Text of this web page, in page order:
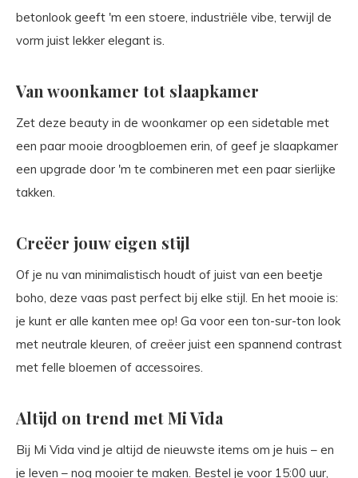
betonlook geeft 'm een stoere, industriële vibe, terwijl de
vorm juist lekker elegant is.
Van woonkamer tot slaapkamer
Zet deze beauty in de woonkamer op een sidetable met
een paar mooie droogbloemen erin, of geef je slaapkamer
een upgrade door 'm te combineren met een paar sierlijke
takken.
Creëer jouw eigen stijl
Of je nu van minimalistisch houdt of juist van een beetje
boho, deze vaas past perfect bij elke stijl. En het mooie is:
je kunt er alle kanten mee op! Ga voor een ton-sur-ton look
met neutrale kleuren, of creëer juist een spannend contrast
met felle bloemen of accessoires.
Altijd on trend met Mi Vida
Bij Mi Vida vind je altijd de nieuwste items om je huis – en
je leven – nog mooier te maken. Bestel je voor 15:00 uur,